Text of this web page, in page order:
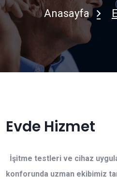
Anasayfa
Evde Hizmet
İşitme testleri ve cihaz
konforunda uzman ekibimiz